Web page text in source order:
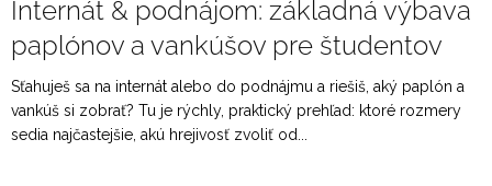
Internát & podnájom: základná výbava
paplónov a vankúšov pre študentov
Sťahuješ sa na internát alebo do podnájmu a riešiš, aký paplón a
vankúš si zobrať? Tu je rýchly, praktický prehľad: ktoré rozmery
sedia najčastejšie, akú hrejivosť zvoliť od...